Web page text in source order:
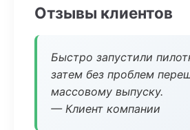
Отзывы клиентов
Быстро запустили
затем без проблем
массовому выпуску.
— Клиент компании